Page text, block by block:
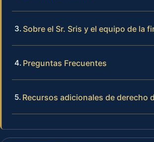
Sobre el Sr. Sris y el equipo de la
Preguntas Frecuentes
Recursos adicionales de derecho